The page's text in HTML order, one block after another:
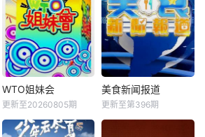
WTO姐妹会
更新至20260805期
美食新闻报道
更新至第396期